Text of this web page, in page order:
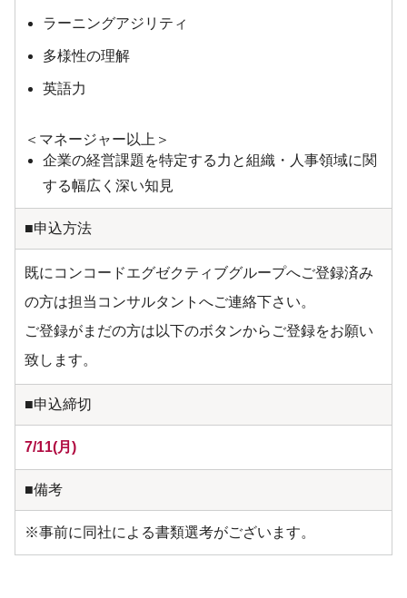
ラーニングアジリティ
多様性の理解
英語力
＜マネージャー以上＞
企業の経営課題を特定する力と組織・人事領域に関
する幅広く深い知見
■申込方法
既にコンコードエグゼクティブグループへご登録済み
の方は担当コンサルタントへご連絡下さい。
ご登録がまだの方は以下のボタンからご登録をお願い
致します。
■申込締切
7/11(月)
■備考
※事前に同社による書類選考がございます。